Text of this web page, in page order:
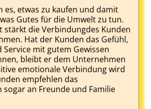
es, etwas zu kaufen und damit
Gutes für die Umwelt zu tun.
stärkt die Verbindungdes Kunden
Hat der Kunden das Gefühl,
Service mit gutem Gewissen
bleibt er dem Unternehmen
emotionale Verbindung wird
empfehlen das
an Freunde und Familie